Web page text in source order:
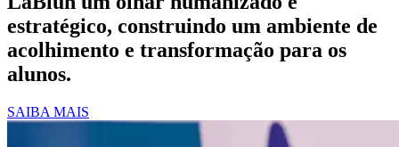
estratégico, construindo um ambiente de
acolhimento e transformação para os
alunos.
SAIBA MAIS